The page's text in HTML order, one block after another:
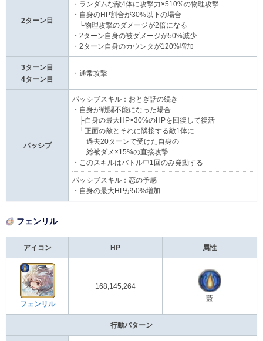
2ターン目
・ランダムな敵4体に攻撃力×510%の物理攻撃
・自身のHP割合が30%以下の場合
└物理攻撃のダメージが2倍になる
・2ターン自身の被ダメージが50%減少
・2ターン自身のカウンタが120%増加
3ターン目
4ターン目
・通常攻撃
パッシブ
パッシブスキル：おとぎ話の続き
・自身が戦闘不能になった場合
├自身の最大HP×30%のHPを回復して復活
└正面の敵とそれに隣接する敵1体に
過去20ターンで受けた自身の
総被ダメ×15%の直接攻撃
・このスキルはバトル中1回のみ発動する
パッシブスキル：恋の予感
・自身の最大HPが50%増加
フェンリル
アイコン HP 属性
フェンリル
168,145,264
藍
行動パターン